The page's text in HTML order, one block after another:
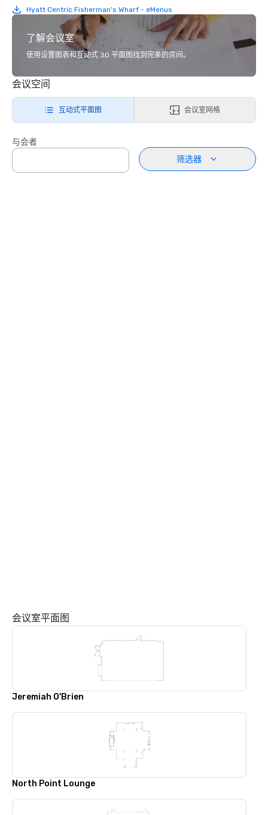
Hyatt Centric Fisherman's Wharf - eMenus
了解会议室
使用设置图表和互动式 3D 平面图找到完美的房间。
会议空间
互动式平面图 会议室网格
与会者
筛选器
会议室平面图
Jeremiah O'Brien
North Point Lounge